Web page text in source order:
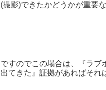
(撮影)できたかどうかが重要な
ですのでこの場合は、『ラブ
出てきた』証拠があればそれ